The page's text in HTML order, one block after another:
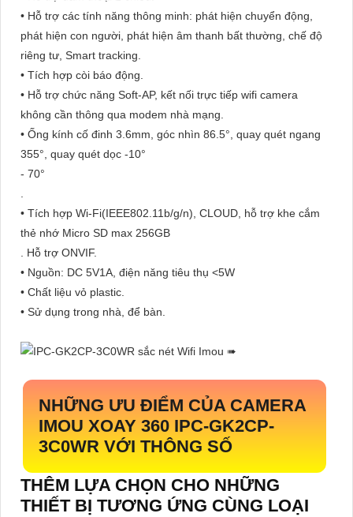
• Hỗ trợ các tính năng thông minh: phát hiện chuyển động,
phát hiện con người, phát hiện âm thanh bất thường, chế độ
riêng tư, Smart tracking.
• Tích hợp còi báo động.
• Hỗ trợ chức năng Soft-AP, kết nối trực tiếp wifi camera
không cần thông qua modem nhà mạng.
• Ống kính cố đinh 3.6mm, góc nhìn 86.5°, quay quét ngang
355°, quay quét dọc -10°
- 70°
• Tích hợp Wi-Fi(IEEE802.11b/g/n), CLOUD, hỗ trợ khe cắm
thẻ nhớ Micro SD max 256GB
. Hỗ trợ ONVIF.
• Nguồn: DC 5V1A, điện năng tiêu thụ <5W
• Chất liệu vỏ plastic.
• Sử dụng trong nhà, để bàn.
NHỮNG ƯU ĐIỂM CỦA CAMERA
IMOU XOAY 360 IPC-GK2CP-
3C0WR VỚI THÔNG SỐ
THÊM LỰA CHỌN CHO NHỮNG
THIẾT BỊ TƯƠNG ỨNG CÙNG LOẠI